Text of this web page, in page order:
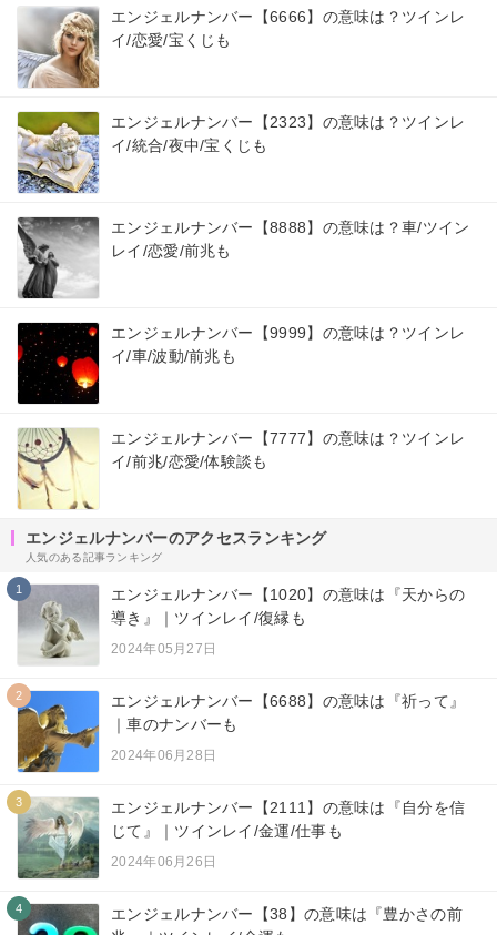
エンジェルナンバー【6666】の意味は？ツインレ
イ/恋愛/宝くじも
エンジェルナンバー【2323】の意味は？ツインレ
イ/統合/夜中/宝くじも
エンジェルナンバー【8888】の意味は？車/ツイン
レイ/恋愛/前兆も
エンジェルナンバー【9999】の意味は？ツインレ
イ/車/波動/前兆も
エンジェルナンバー【7777】の意味は？ツインレ
イ/前兆/恋愛/体験談も
エンジェルナンバーのアクセスランキング
人気のある記事ランキング
1
エンジェルナンバー【1020】の意味は『天からの
導き』｜ツインレイ/復縁も
2024年05月27日
2
エンジェルナンバー【6688】の意味は『祈って』
｜車のナンバーも
2024年06月28日
3
エンジェルナンバー【2111】の意味は『自分を信
じて』｜ツインレイ/金運/仕事も
2024年06月26日
4
エンジェルナンバー【38】の意味は『豊かさの前